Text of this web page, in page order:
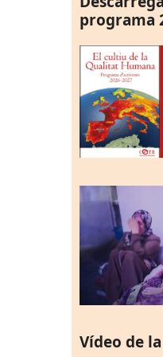
programa
Vídeo de